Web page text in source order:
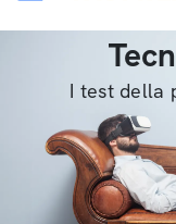
I test della